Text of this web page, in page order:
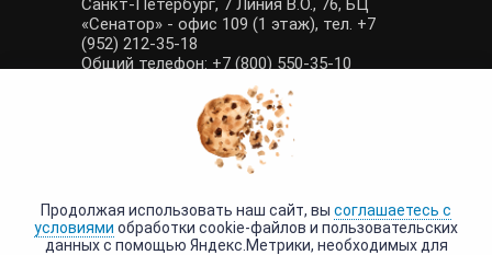
Санкт-Петербург, 7 Линия В.О., 76, БЦ
«Сенатор» - офис 109 (1 этаж), тел. +7
(952) 212-35-18
Общий телефон: +7 (800) 550-35-10
E-mail: manager@tour-poisk.com (общие
вопросы), admin@tour-poisk.com (жалобы)
Номер в Общероссийском реестре
туристических агентств: РТА 0003424
Политика конфиденциальности
Продолжая использовать наш сайт, вы соглашаетесь с
условиями обработки cookie-файлов и пользовательских
данных с помощью Яндекс.Метрики, необходимых для